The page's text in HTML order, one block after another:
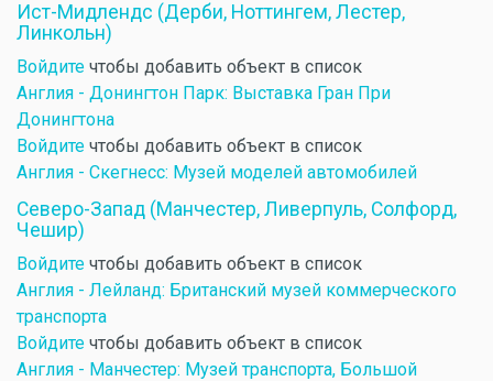
Ист-Мидлендс (Дерби, Ноттингем, Лестер,
Линкольн)
Войдите чтобы добавить объект в список
Англия - Донингтон Парк: Выставка Гран При
Донингтона
Войдите чтобы добавить объект в список
Англия - Скегнесс: Музей моделей автомобилей
Северо-Запад (Манчестер, Ливерпуль, Солфорд,
Чешир)
Войдите чтобы добавить объект в список
Англия - Лейланд: Британский музей коммерческого
транспорта
Войдите чтобы добавить объект в список
Англия - Манчестер: Музей транспорта, Большой